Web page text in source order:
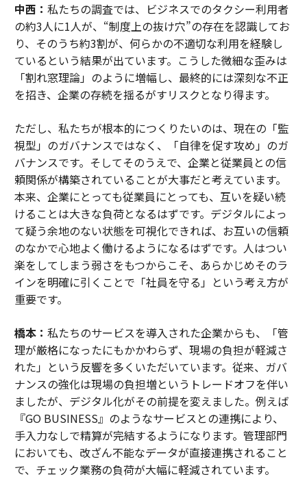
中西： 私たちの調査では、ビジネスでのタクシー利用者
の約3人に1人が、“制度上の抜け穴”の存在を認識してお
り、そのうち約3割が、何らかの不適切な利用を経験し
ているという結果が出ています。こうした微細な歪みは
「割れ窓理論」のように増幅し、最終的には深刻な不正
を招き、企業の存続を揺るがすリスクとなり得ます。
ただし、私たちが根本的につくりたいのは、現在の「監
視型」のガバナンスではなく、「自律を促す攻め」のガ
バナンスです。そしてそのうえで、企業と従業員との信
頼関係が構築されていることが大事だと考えています。
本来、企業にとっても従業員にとっても、互いを疑い続
けることは大きな負荷となるはずです。デジタルによっ
て疑う余地のない状態を可視化できれば、お互いの信頼
のなかで心地よく働けるようになるはずです。人はつい
楽をしてしまう弱さをもつからこそ、あらかじめそのラ
インを明確に引くことで「社員を守る」という考え方が
重要です。
橋本： 私たちのサービスを導入された企業からも、「管
理が厳格になったにもかかわらず、現場の負担が軽減さ
れた」という反響を多くいただいています。従来、ガバ
ナンスの強化は現場の負担増というトレードオフを伴い
ましたが、デジタル化がその前提を変えました。例えば
『GO BUSINESS』のようなサービスとの連携により、
手入力なしで精算が完結するようになります。管理部門
においても、改ざん不能なデータが直接連携されること
で、チェック業務の負荷が大幅に軽減されています。